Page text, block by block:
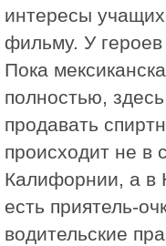
интересы
фильму. У
Пока
полностью,
продавать
происходит не в
Калифорнии, а в
есть приятель-
водительские